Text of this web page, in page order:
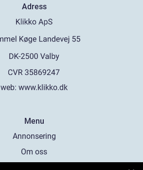
Adress
web: www.klikko.dk
Menu
Annonsering
Om oss